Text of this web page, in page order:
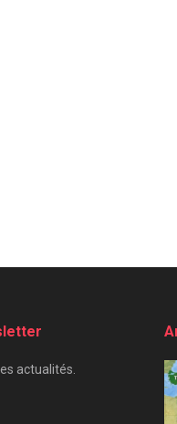
actualités.